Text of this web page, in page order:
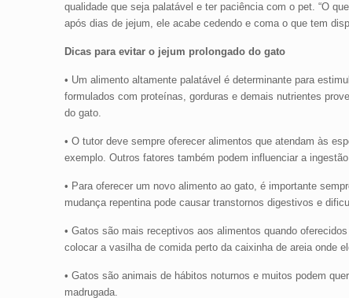
qualidade que seja palatável e ter paciência com o pet. “O
após dias de jejum, ele acabe cedendo e coma o que tem
Dicas para evitar o jejum prolongado do gato
• Um alimento altamente palatável é determinante para
formulados com proteínas, gorduras e demais nutrientes
do gato.
• O tutor deve sempre oferecer alimentos que atendam às
exemplo. Outros fatores também podem influenciar a
• Para oferecer um novo alimento ao gato, é importante
mudança repentina pode causar transtornos digestivos e
• Gatos são mais receptivos aos alimentos quando
colocar a vasilha de comida perto da caixinha de areia onde
• Gatos são animais de hábitos noturnos e muitos podem
madrugada.